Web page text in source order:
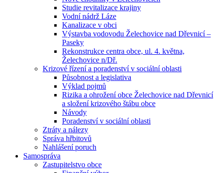
Studie revitalizace krajiny
Vodní nádrž Láze
Kanalizace v obci
Výstavba vodovodu Želechovice nad Dřevnicí –
Paseky
Rekonstrukce centra obce, ul. 4. května,
Želechovice n/Dř.
Krizové řízení a poradenství v sociální oblasti
Působnost a legislativa
Výklad pojmů
Rizika a ohrožení obce Želechovice nad Dřevnicí
a složení krizového štábu obce
Návody
Poradenství v sociální oblasti
Ztráty a nálezy
Správa hřbitovů
Nahlášení poruch
Samospráva
Zastupitelstvo obce